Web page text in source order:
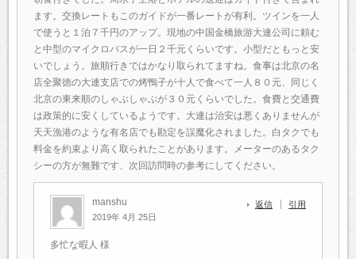
ます。交換レートもこのガイドが一番レートが有利。ツインを一人
で使うと１泊７千円のアップ。現地の中国金橋旅游大連公司に頼む
と中型のマイクロバスが一日２千元くらいです。小型だともっと安
いでしょう。旅順行きではかなり取られてますね。食事は北京の名
店全聚徳の大連支店での烤鴨子が十人で食べて一人８０元、同じく
北京の東来順のしゃぶしゃぶが３０元くらいでした。食費と交通費
は政策的に安くしているようです。大連は治安は悪くありませんが
天天漁港のような有名店でも勘定を誤魔化されました。白タクでも
料金を約束より高く取られたことがあります。メーターのあるタク
シーの方が無難です、次回訪問時の参考にしてください。
manshu
2019年 4月 25日
返信 引用
多忙な暇人 様